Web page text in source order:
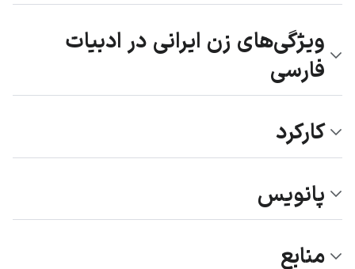
ویژگی‌های زن ایرانی در ادبیات
فارسی
کارکرد
پانویس
منابع